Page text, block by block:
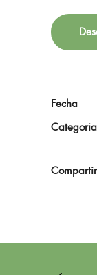
Fecha
Categoria